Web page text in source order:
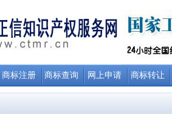
商标注册 商标查询 网上申请 商标转让